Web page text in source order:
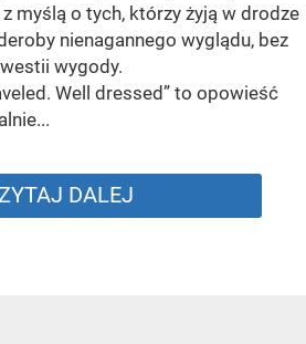
myślą o tych, którzy żyją w drodze
nienagannego wyglądu, bez
wygody.
Well dressed” to opowieść
DALEJ